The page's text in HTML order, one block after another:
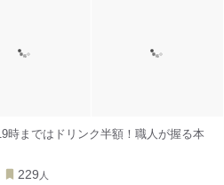
時まではドリンク半額！職人が握る本
229 人